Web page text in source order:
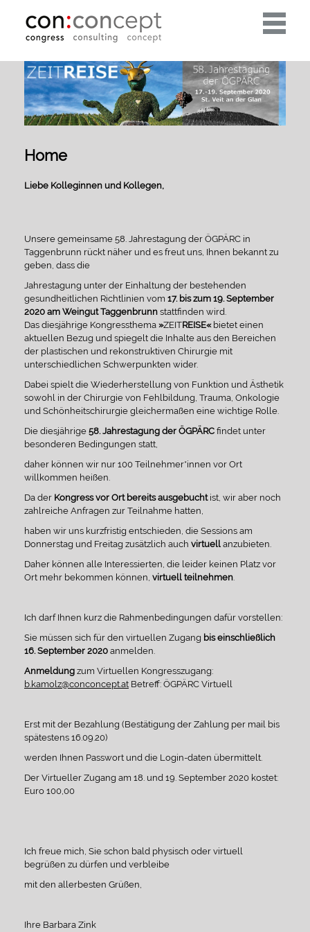
Toggle
Home
Liebe Kolleginnen und Kollegen,
Unsere gemeinsame 58. Jahrestagung der ÖGPÄRC in
Taggenbrunn rückt näher und es freut uns, Ihnen bekannt zu
geben, dass die
Jahrestagung unter der Einhaltung der bestehenden
gesundheitlichen Richtlinien vom 17. bis zum 19. September
2020 am Weingut Taggenbrunn stattfinden wird.
Das diesjährige Kongressthema »ZEITREISE«bietet einen
aktuellen Bezug und spiegelt die Inhalte aus den Bereichen
der plastischen und rekonstruktiven Chirurgie mit
unterschiedlichen Schwerpunkten wider.
Dabei spielt die Wiederherstellung von Funktion und Ästhetik
sowohl in der Chirurgie von Fehlbildung, Trauma, Onkologie
und Schönheitschirurgie gleichermaßen eine wichtige Rolle.
Die diesjährige 58. Jahrestagung der ÖGPÄRC findet unter
besonderen Bedingungen statt,
daher können wir nur 100 Teilnehmer*innen vor Ort
willkommen heißen.
Da der Kongress vor Ort bereits ausgebucht ist, wir aber noch
zahlreiche Anfragen zur Teilnahme hatten,
haben wir uns kurzfristig entschieden, die Sessions am
Donnerstag und Freitag zusätzlich auch virtuell anzubieten.
Daher können alle Interessierten, die leider keinen Platz vor
Ort mehr bekommen können, virtuell teilnehmen
Ich darf Ihnen kurz die Rahmenbedingungen dafür vorstellen:
Sie müssen sich für den virtuellen Zugang bis einschließlich
16. September 2020 anmelden.
Anmeldung zum Virtuellen Kongresszugang:
b.kamolz@conconcept.at Betreff: ÖGPÄRC Virtuell
Erst mit der Bezahlung (Bestätigung der Zahlung per mail bis
spätestens 16.09.20)
werden Ihnen Passwort und die Login-daten übermittelt.
Der Virtueller Zugang am 18. und 19. September 2020 kostet:
Euro 100,00
Ich freue mich, Sie schon bald physisch oder virtuell
begrüßen zu dürfen und verbleibe
mit den allerbesten Grüßen,
Ihre Barbara Zink